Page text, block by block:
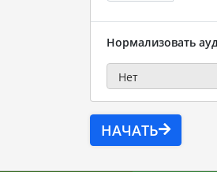
Нормализовать
НАЧАТЬ